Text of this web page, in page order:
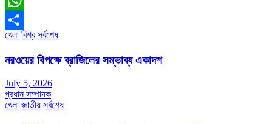
WhatsApp
Share
খেলা বিশ্ব সর্বশেষ
নরওয়ের বিপক্ষে ব্রাজিলের সম্ভাব্য একাদশ
July 5, 2026
প্রধান সম্পাদক
খেলা জাতীয় সর্বশেষ